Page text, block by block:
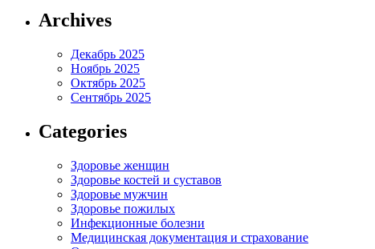
Archives
Декабрь 2025
Ноябрь 2025
Октябрь 2025
Сентябрь 2025
Categories
Здоровье женщин
Здоровье костей и суставов
Здоровье мужчин
Здоровье пожилых
Инфекционные болезни
Медицинская документация и страхование